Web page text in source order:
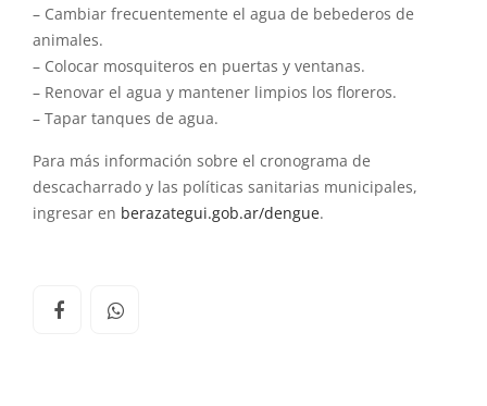
– Cambiar frecuentemente el agua de bebederos de
animales.
– Colocar mosquiteros en puertas y ventanas.
– Renovar el agua y mantener limpios los floreros.
– Tapar tanques de agua.
Para más información sobre el cronograma de
descacharrado y las políticas sanitarias municipales,
ingresar en berazategui.gob.ar/dengue.